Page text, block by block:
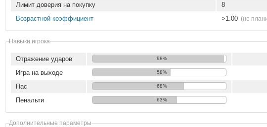
Лимит доверия на покупку
8
Возрастной коэффициент
>1.00 (не
Навыки игрока
Отражение ударов 98%
Игра на выходе
58%
Пас
68%
Пенальти
63%
Дополнительные параметры